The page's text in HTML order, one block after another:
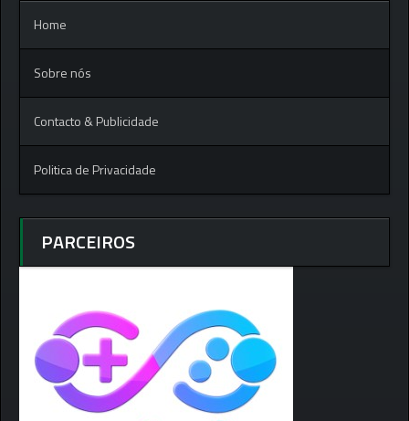
Home
Sobre nós
Contacto & Publicidade
Politica de Privacidade
PARCEIROS